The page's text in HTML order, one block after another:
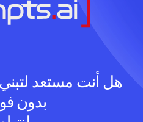
هل أنت مستعد
بدون